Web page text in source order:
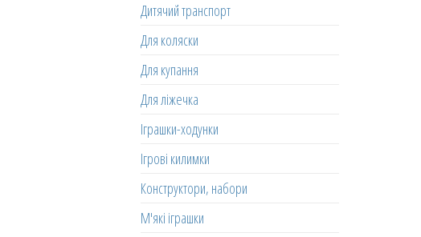
Дитячий транспорт
Для коляски
Для купання
Для ліжечка
Іграшки-ходунки
Ігрові килимки
Конструктори, набори
М'які іграшки